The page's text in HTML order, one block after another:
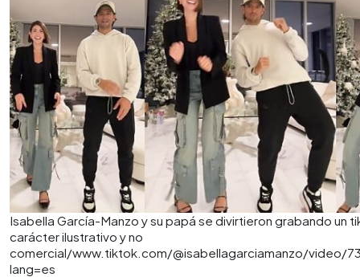
Isabella García-Manzo y su papá se divirtieron grabando un
carácter ilustrativo y no
comercial/www.tiktok.com/@isabellagarciamanzo/video/
lang=es